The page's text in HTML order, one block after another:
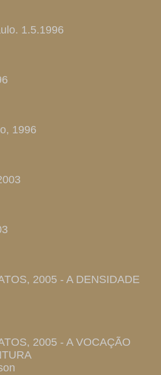
1.5.1996
1996
2005 - A DENSIDADE
2005 - A VOCAÇÃO